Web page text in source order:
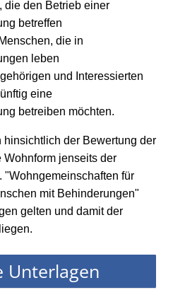
die den Betrieb einer
betreffen
die in
leben
und Interessierten
eine
betreiben möchten.
hinsichtlich der Bewertung der
Wohnform jenseits der
"Wohngemeinschaften für
mit Behinderungen"
gelten und damit der
Unterlagen